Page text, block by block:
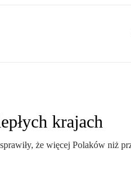
krajach
że więcej Polaków niż